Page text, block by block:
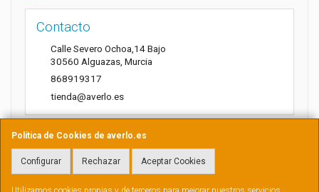
Política de Cookies de averlo.es
Configurar Rechazar Aceptar Cookies
Contacto
Calle Severo Ochoa,14 Bajo
30560 Alguazas Murcia
868919317
tienda@averlo.es
Horario
Lunes a Viernes de 8:30h a 14h